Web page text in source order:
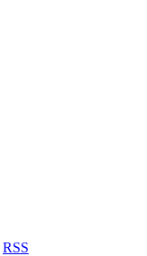
RSS